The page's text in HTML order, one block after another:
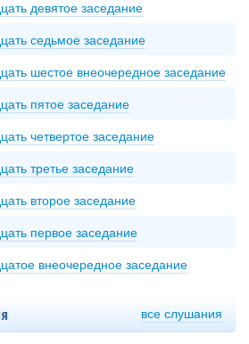
девятое заседание
седьмое заседание
шестое внеочередное заседание
пятое заседание
четвертое заседание
третье заседание
второе заседание
первое заседание
внеочередное заседание
все слушания